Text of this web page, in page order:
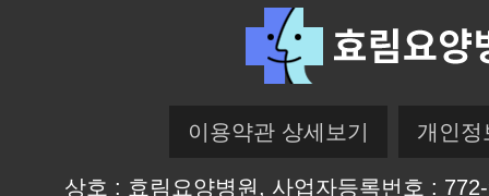
이용약관 상세보기 개인정
상호 : 효림요양병원, 사업자등록번호 :